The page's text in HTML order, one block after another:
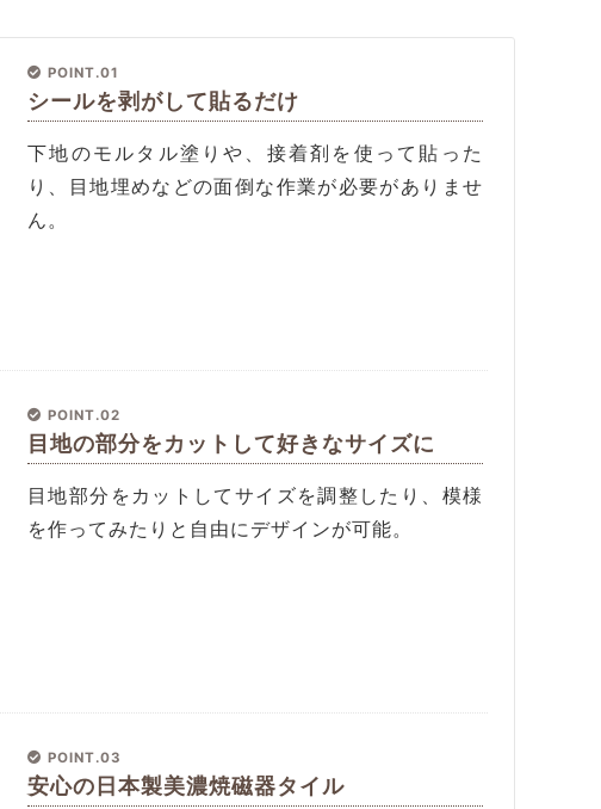
POINT.01
シールを剥がして貼るだけ
下地のモルタル塗りや、接着剤を使って貼った
り、目地埋めなどの面倒な作業が必要がありませ
ん。
POINT.02
目地の部分をカットして好きなサイズに
目地部分をカットしてサイズを調整したり、模様
を作ってみたりと自由にデザインが可能。
POINT.03
安心の日本製美濃焼磁器タイル